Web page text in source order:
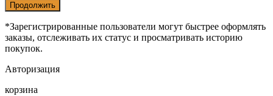
Продолжить
*Зарегистрированные пользователи могут быстрее оформлять
заказы, отслеживать их статус и просматривать историю
покупок.
Авторизация
корзина